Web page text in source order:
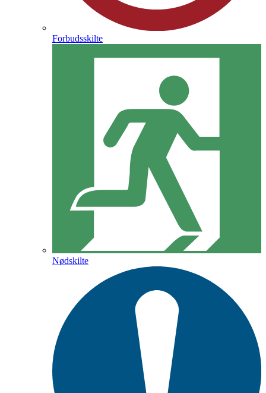
Forbudsskilte
Nødskilte